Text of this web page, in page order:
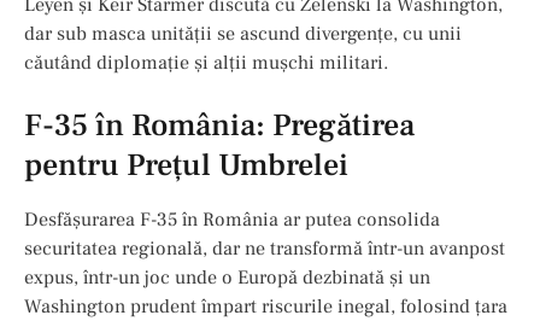
dar sub masca unității se ascund divergențe, cu unii
căutând diplomație și alții mușchi militari.
F-35 în România: Pregătirea
pentru Prețul Umbrelei
Desfășurarea F-35 în România ar putea consolida
securitatea regională, dar ne transformă într-un avanpost
expus, într-un joc unde o Europă dezbinată și un
Washington prudent împart riscurile inegal, folosind țara